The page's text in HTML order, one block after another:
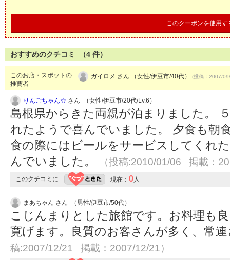
このクーポンを使用す
おすすめのクチコミ （4 件）
このお店・スポットの
推薦者
ガイロメ さん （女性/伊豆市/40代） (投稿：2007/
りんごちゃん☆ さん （女性/伊豆市/20代/Lv.6）
島根県からきた両親が泊まりました。
れたようで喜んでいました。 夕食も朝
食の際にはビールをサービスしてくれ
んでいました。
（投稿:2010/01/06 掲載：
このクチコミに 現在： 0人
まあちゃん さん （男性/伊豆市/50代）
こじんまりとした旅館です。お料理も
寛げます。良質のお客さんが多く、常
稿:2007/12/21 掲載：2007/12/21）